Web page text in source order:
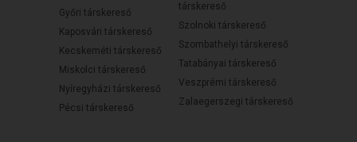
Győri társkereső
Kaposvári társkereső
Kecskeméti társkereső
Miskolci társkereső
Nyíregyházi társkereső
Pécsi társkereső
társkereső
Szolnoki társkereső
Szombathelyi társkereső
Tatabányai társkereső
Veszprémi társkereső
Zalaegerszegi társkereső